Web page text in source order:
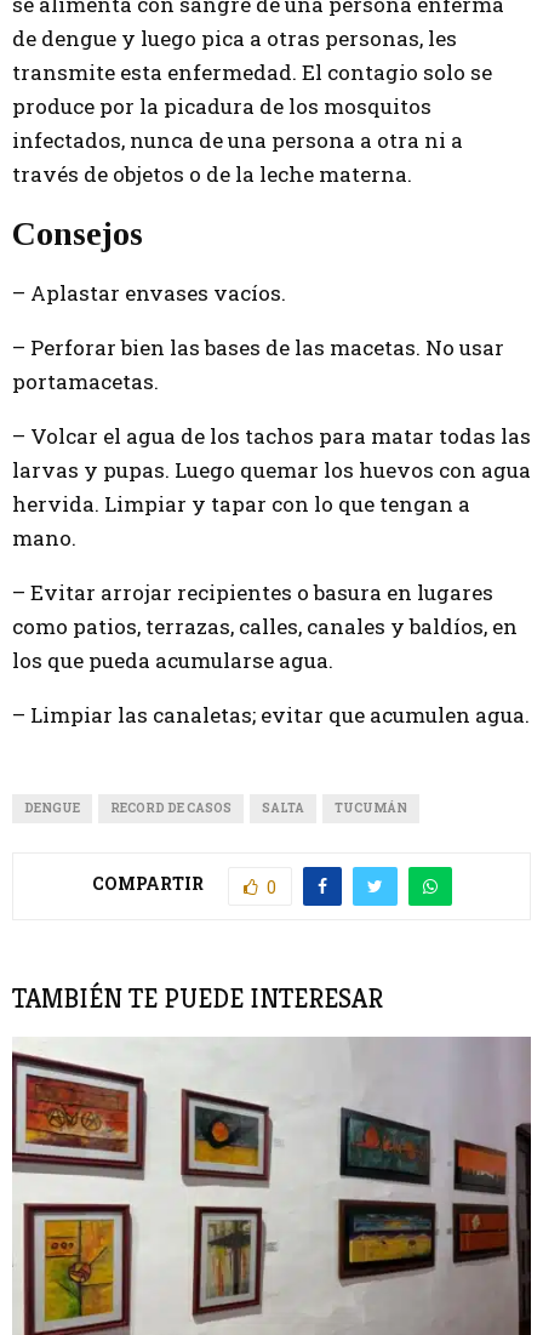
de dengue y luego pica a otras personas, les
transmite esta enfermedad. El contagio solo se
produce por la picadura de los mosquitos
infectados, nunca de una persona a otra ni a
través de objetos o de la leche materna.
Consejos
– Aplastar envases vacíos.
– Perforar bien las bases de las macetas. No usar
portamacetas.
– Volcar el agua de los tachos para matar todas las
larvas y pupas. Luego quemar los huevos con agua
hervida. Limpiar y tapar con lo que tengan a
mano.
– Evitar arrojar recipientes o basura en lugares
como patios, terrazas, calles, canales y baldíos, en
los que pueda acumularse agua.
– Limpiar las canaletas; evitar que acumulen agua.
DENGUE RECORD DE CASOS SALTA TUCUMÁN
COMPARTIR 0
TAMBIÉN TE PUEDE INTERESAR